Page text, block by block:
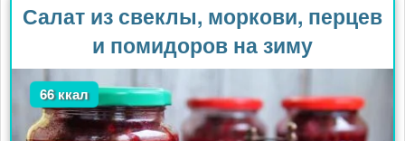
Салат из свеклы, моркови, перцев
и помидоров на зиму
66 ккал